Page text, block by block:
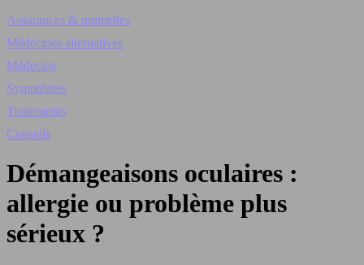
Assurances & mutuelles
Médecines alternatives
Médecins
Symptômes
Traitements
Conseils
Démangeaisons oculaires :
allergie ou problème plus
sérieux ?